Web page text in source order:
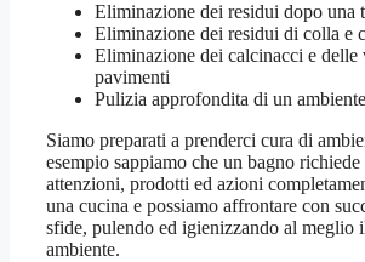
Eliminazione dei residui dopo una
Eliminazione dei residui di colla e
Eliminazione dei calcinacci e delle
pavimenti
Pulizia approfondita di un ambiente
Siamo preparati a prenderci cura di
esempio sappiamo che un bagno
attenzioni, prodotti ed azioni
una cucina e possiamo affrontare con
sfide, pulendo ed igienizzando al meglio
ambiente.